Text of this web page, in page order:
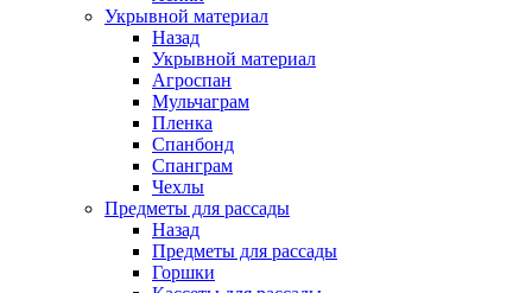
Укрывной материал
Назад
Укрывной материал
Агроспан
Мульчаграм
Пленка
Спанбонд
Спанграм
Чехлы
Предметы для рассады
Назад
Предметы для рассады
Горшки